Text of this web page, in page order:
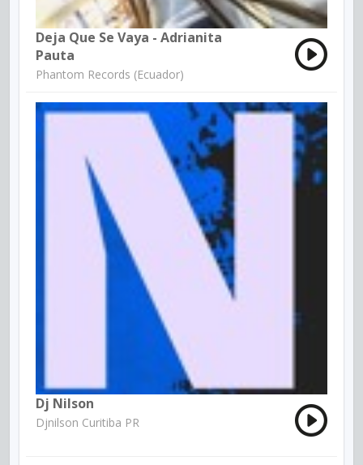
Deja Que Se Vaya - Adrianita
Pauta
Phantom Records (Ecuador)
Dj Nilson
Djnilson Curitiba PR